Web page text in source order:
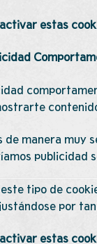
estas
de manera muy
publicidad
tipo de
por
estas